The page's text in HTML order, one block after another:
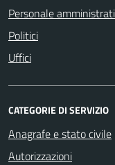
Personale
Politici
Uffici
CATEGORIE DI SERVIZIO
Anagrafe e stato civile
Autorizzazioni